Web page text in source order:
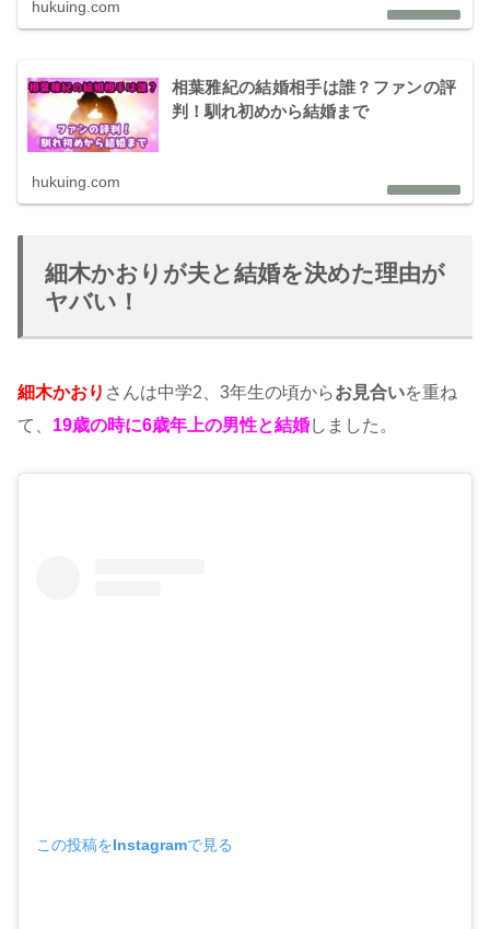
hukuing.com
相葉雅紀の結婚相手は誰？ファンの評
判！馴れ初めから結婚まで
hukuing.com
細木かおりが夫と結婚を決めた理由が
ヤバい！
細木かおり さんは中学2、3年生の頃からお見合いを重ね
て、 19歳の時に6歳年上の男性と結婚しました。
この投稿をInstagramで見る